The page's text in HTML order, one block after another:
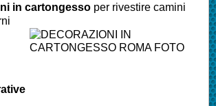
in cartongesso per rivestire camini